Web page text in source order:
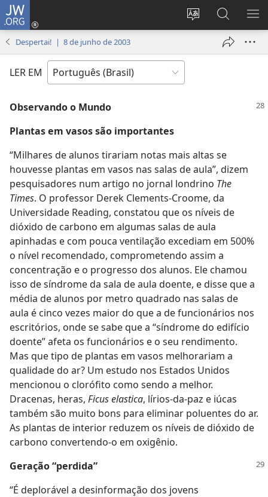
JW.ORG
Mudar
idioma
Log
janela)
Buscar
no
JW.ORG
Despertai! | 8 de junho de 2003
LER EM
Observando o Mundo
Plantas em vasos são importantes
“Milhares de alunos tirariam notas mais altas se
houvesse plantas em vasos nas salas de aula”, dizem
pesquisadores num artigo no jornal londrino The
Times. O professor Derek Clements-Croome, da
Universidade Reading, constatou que os níveis de
dióxido de carbono em algumas salas de aula
apinhadas e com pouca ventilação excediam em 500%
o nível recomendado, comprometendo assim a
concentração e o progresso dos alunos. Ele chamou
isso de síndrome da sala de aula doente, e disse que a
média de alunos por metro quadrado nas salas de
aula é cinco vezes maior do que a de funcionários nos
escritórios, onde se sabe que a “síndrome do edifício
doente” afeta os funcionários e o seu rendimento.
Mas que tipo de plantas em vasos melhorariam a
qualidade do ar? Um estudo nos Estados Unidos
mencionou o clorófito como sendo a melhor.
Dracenas, heras, Ficus elastica, lírios-da-paz e iúcas
também são muito bons para eliminar poluentes do ar.
As plantas de interior reduzem os níveis de dióxido de
carbono convertendo-o em oxigênio.
Geração “perdida”
“É deplorável a desinformação dos jovens